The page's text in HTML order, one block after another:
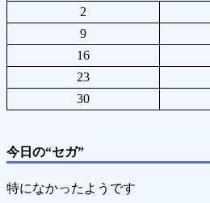
2
9
16
23
30
今日の“セガ”
特になかったようです